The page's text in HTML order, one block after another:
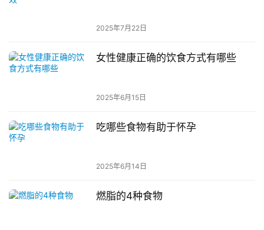
2025年7月22日
女性健康正确的饮食方式有哪些
2025年6月15日
吃哪些食物有助于怀孕
2025年6月14日
燃脂的4种食物